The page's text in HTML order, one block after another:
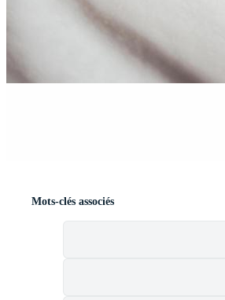
Mots-clés associés